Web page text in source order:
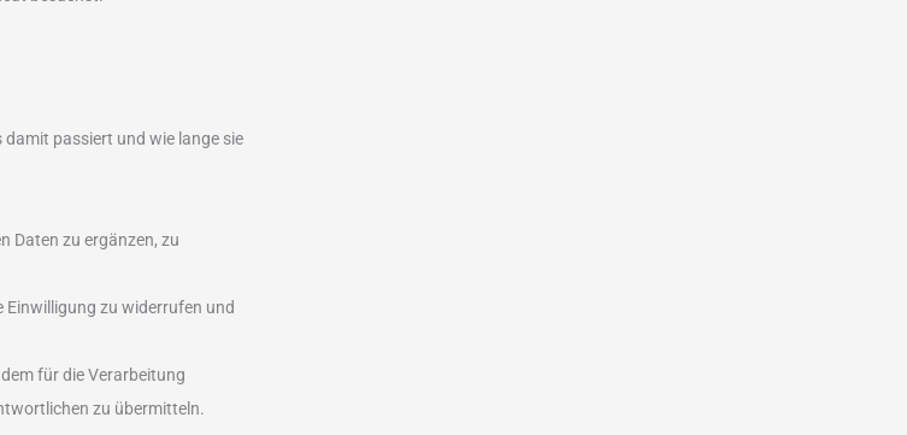
passiert und wie lange sie
Daten zu ergänzen, zu
Einwilligung zu widerrufen und
für die Verarbeitung
zu übermitteln.